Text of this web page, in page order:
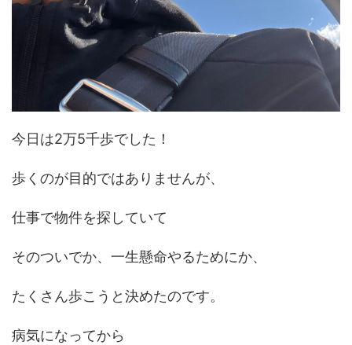
今日は2万5千歩でした！
歩くのが目的ではありませんが、
仕事で物件を探していて
そのついでか、一生懸命やるためにか、
たくさん歩こうと決めたのです。
病気になってから